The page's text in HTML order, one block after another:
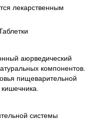
лекарственным
аюрведический
компонентов.
пищеварительной
системы